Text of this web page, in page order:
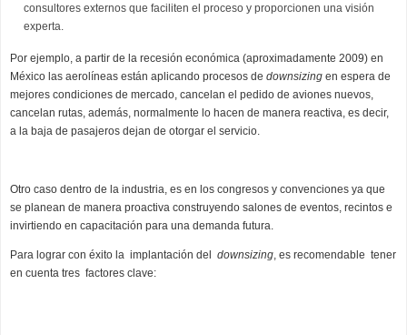
consultores externos que faciliten el proceso y proporcionen una visión
experta.
Por ejemplo, a partir de la recesión económica (aproximadamente 2009) en
México las aerolíneas están aplicando procesos de downsizing en espera de
mejores condiciones de mercado, cancelan el pedido de aviones nuevos,
cancelan rutas, además, normalmente lo hacen de manera reactiva, es decir,
a la baja de pasajeros dejan de otorgar el servicio.
Otro caso dentro de la industria, es en los congresos y convenciones ya que
se planean de manera proactiva construyendo salones de eventos, recintos e
invirtiendo en capacitación para una demanda futura.
Para lograr con éxito la implantación del downsizing, es recomendable tener
en cuenta tres factores clave: